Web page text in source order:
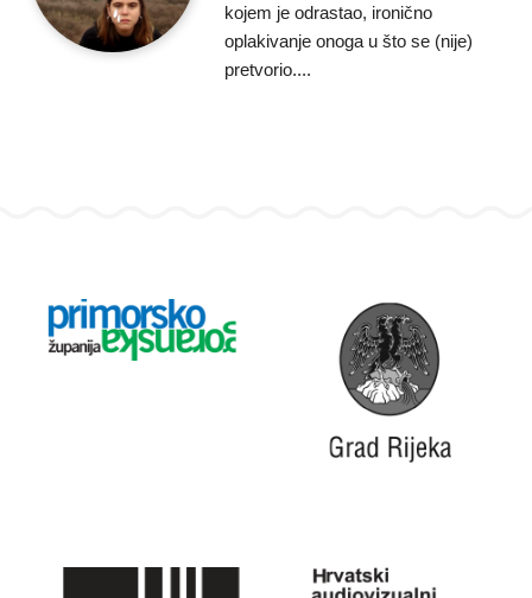
kojem je odrastao, ironično
oplakivanje onoga u što se (nije)
pretvorio....